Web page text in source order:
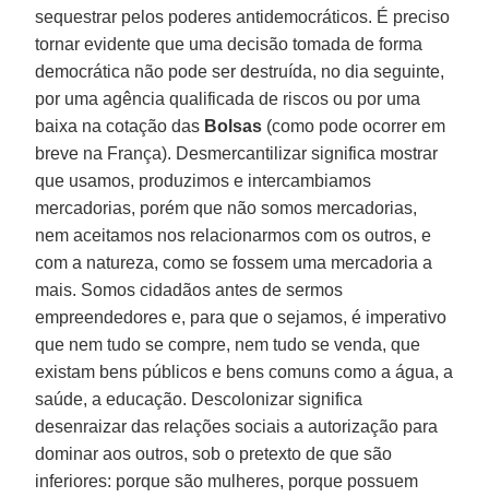
sequestrar pelos poderes antidemocráticos. É preciso
tornar evidente que uma decisão tomada de forma
democrática não pode ser destruída, no dia seguinte,
por uma agência qualificada de riscos ou por uma
baixa na cotação das Bolsas (como pode ocorrer em
breve na França). Desmercantilizar significa mostrar
que usamos, produzimos e intercambiamos
mercadorias, porém que não somos mercadorias,
nem aceitamos nos relacionarmos com os outros, e
com a natureza, como se fossem uma mercadoria a
mais. Somos cidadãos antes de sermos
empreendedores e, para que o sejamos, é imperativo
que nem tudo se compre, nem tudo se venda, que
existam bens públicos e bens comuns como a água, a
saúde, a educação. Descolonizar significa
desenraizar das relações sociais a autorização para
dominar aos outros, sob o pretexto de que são
inferiores: porque são mulheres, porque possuem